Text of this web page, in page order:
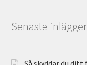
Senaste